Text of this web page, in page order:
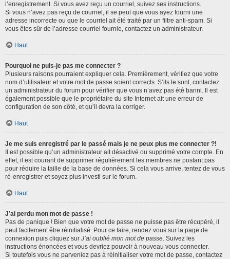
l’enregistrement. Si vous avez reçu un courriel, suivez ses instructions.
Si vous n’avez pas reçu de courriel, il se peut que vous ayez fourni une
adresse incorrecte ou que le courriel ait été traité par un filtre anti-spam. Si
vous êtes sûr de l’adresse courriel fournie, contactez un administrateur.
Haut
Pourquoi ne puis-je pas me connecter ?
Plusieurs raisons pourraient expliquer cela. Premièrement, vérifiez que votre
nom d’utilisateur et votre mot de passe soient corrects. S’ils le sont, contactez
un administrateur du forum pour vérifier que vous n’avez pas été banni. Il est
également possible que le propriétaire du site Internet ait une erreur de
configuration de son côté, et qu’il devra la corriger.
Haut
Je me suis enregistré par le passé mais je ne peux plus me connecter ?!
Il est possible qu’un administrateur ait désactivé ou supprimé votre compte. En
effet, il est courant de supprimer régulièrement les membres ne postant pas
pour réduire la taille de la base de données. Si cela vous arrive, tentez de vous
ré-enregistrer et soyez plus investi sur le forum.
Haut
J’ai perdu mon mot de passe !
Pas de panique ! Bien que votre mot de passe ne puisse pas être récupéré, il
peut facilement être réinitialisé. Pour ce faire, rendez vous sur la page de
connexion puis cliquez sur J’ai oublié mon mot de passe. Suivez les
instructions énoncées et vous devriez pouvoir à nouveau vous connecter.
Si toutefois vous ne parveniez pas à réinitialiser votre mot de passe, contactez